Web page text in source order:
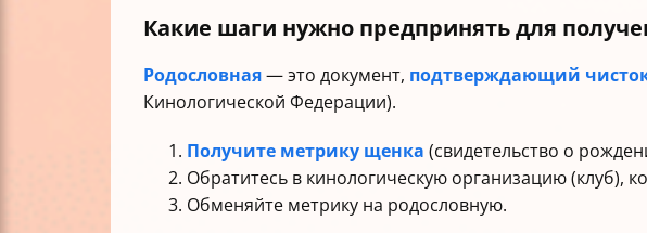
Какие шаги нужно предпринять для
Родословная— это документ, подтверждающий
Кинологической Федерации).
Получите метрику щенка (свидетельство о
Обратитесь в кинологическую организацию (клуб),
Обменяйте метрику на родословную.